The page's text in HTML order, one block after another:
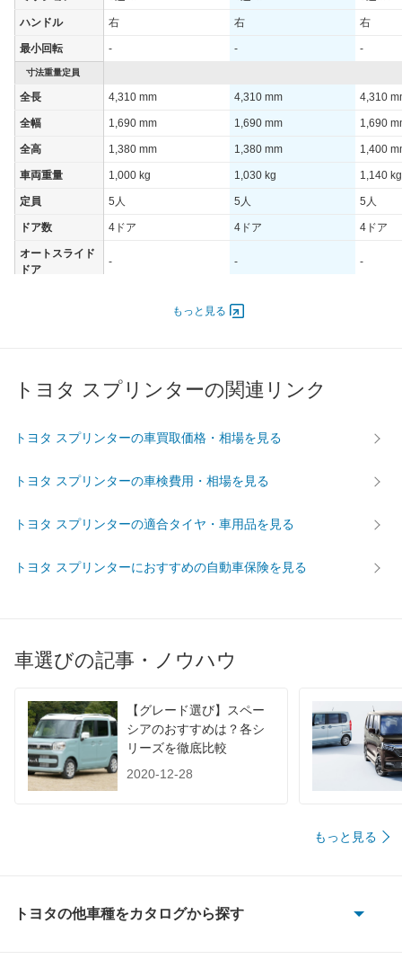
ハンドル 右 右 右
最小回転 - - -
寸法重量定員
全長 4,310 mm 4,310 mm 4,310
全幅 1,690 mm 1,690 mm 1,690
全高 1,380 mm 1,380 mm 1,400
車両重量 1,000 kg 1,030 kg 1,140 kg
定員 5人 5人 5人
ドア数 4ドア 4ドア 4ドア
オートスライド
ドア
- - -
63.00 [85]/ 5,500 74.00 [100]/ 5,600
タイヤ
後輪サイズ - -
WLTC/市街地 - -
WLTC/高速道路 - -
60km定地 -
もっと見る
トヨタ スプリンターの関連リンク
トヨタ スプリンターの車買取価格・相場を見る
トヨタ スプリンターの車検費用・相場を見る
トヨタ スプリンターの適合タイヤ・車用品を見る
トヨタ スプリンターにおすすめの自動車保険を見る
車選びの記事・ノウハウ
【グレード選び】スペー
シアのおすすめは？各シ
リーズを徹底比較
2020-12-28
もっと見る
トヨタの他車種をカタログから探す